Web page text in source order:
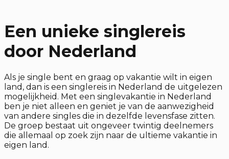
Een unieke singlereis
door Nederland
Als je single bent en graag op vakantie wilt in eigen
land, dan is een singlereis in Nederland de uitgelezen
mogelijkheid. Met een singlevakantie in Nederland
ben je niet alleen en geniet je van de aanwezigheid
van andere singles die in dezelfde levensfase zitten.
De groep bestaat uit ongeveer twintig deelnemers
die allemaal op zoek zijn naar de ultieme vakantie in
eigen land.